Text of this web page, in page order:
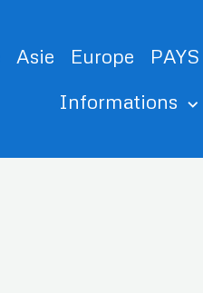
Asie Europe PAYS
Informations